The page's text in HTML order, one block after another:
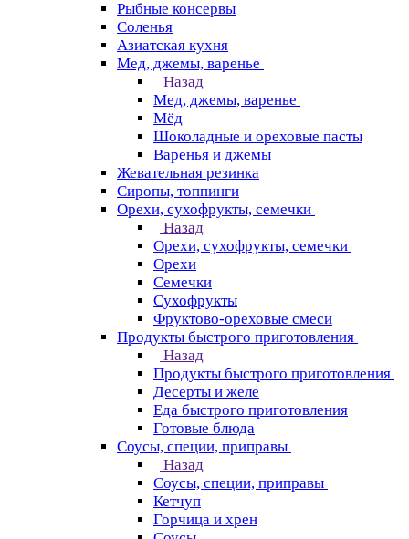
Рыбные консервы
Соленья
Азиатская кухня
Мед, джемы, варенье
Назад
Мед, джемы, варенье
Мёд
Шоколадные и ореховые пасты
Варенья и джемы
Жевательная резинка
Сиропы, топпинги
Орехи, сухофрукты, семечки
Назад
Орехи, сухофрукты, семечки
Орехи
Семечки
Сухофрукты
Фруктово-ореховые смеси
Продукты быстрого приготовления
Назад
Продукты быстрого приготовления
Десерты и желе
Еда быстрого приготовления
Готовые блюда
Соусы, специи, приправы
Назад
Соусы, специи, приправы
Кетчуп
Горчица и хрен